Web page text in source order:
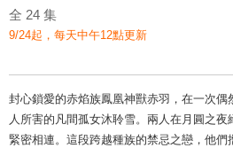
全 24 集
9/24起，每天中午12點更新
封心鎖愛的赤焰族鳳凰神獸赤羽，在一次
人所害的凡間孤女沐聆雪。兩人在月圓之
緊密相連。這段跨越種族的禁忌之戀，他們